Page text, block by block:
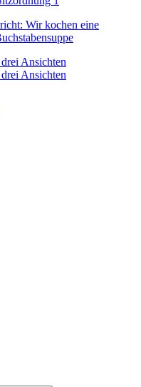
Wir kochen eine
Ansichten